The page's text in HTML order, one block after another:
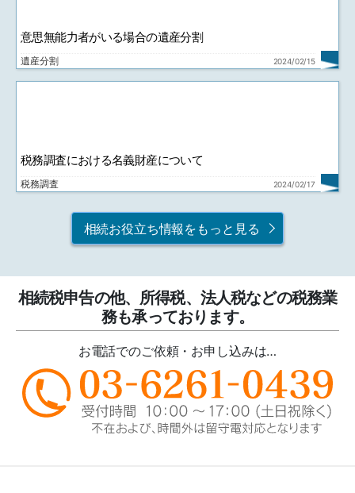
意思無能力者がいる場合の遺産分割
遺産分割 2024/02/15
税務調査における名義財産について
税務調査 2024/02/17
相続お役立ち情報をもっと見る
相続税申告の他、所得税、法人税などの税務業
務も承っております。
お電話でのご依頼・お申し込みは…